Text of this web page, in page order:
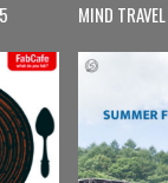
MIND TRAVEL